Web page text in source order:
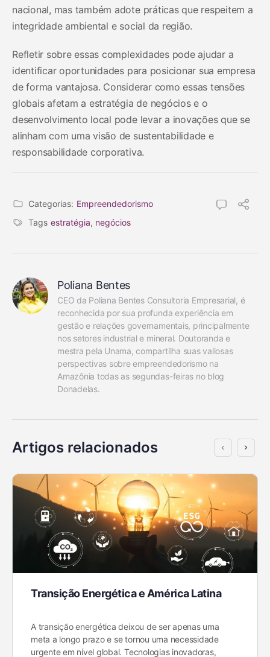
nacional, mas também adote práticas que respeitem a
integridade ambiental e social da região.
Refletir sobre essas complexidades pode ajudar a
identificar oportunidades para posicionar sua empresa
de forma vantajosa. Considerar como essas tensões
globais afetam a estratégia de negócios e o
desenvolvimento local pode levar a inovações que se
alinham com uma visão de sustentabilidade e
responsabilidade corporativa.
Categorias: Empreendedorismo
Tags estratégia, negócios
Poliana Bentes
CEO da Poliana Bentes Consultoria Empresarial, é
reconhecida por sua profunda experiência em
gestão e relações governamentais, principalmente
nos setores industrial e mineral. Doutoranda e
mestra pela Unama, compartilha suas valiosas
perspectivas sobre empreendedorismo na
Amazônia todas as segundas-feiras no blog
Donadelas.
Artigos relacionados
Transição Energética e América Latina
A transição energética deixou de ser apenas uma
meta a longo prazo e se tornou uma necessidade
urgente em nível global. Tecnologias inovadoras,